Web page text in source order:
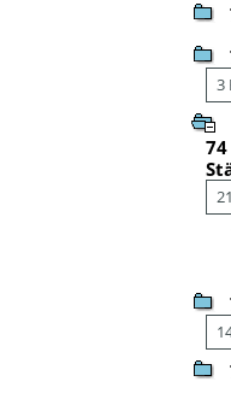
3